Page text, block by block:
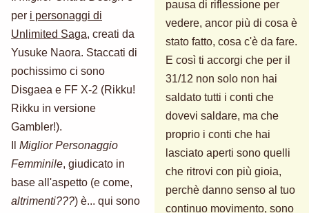
per i personaggi di
Unlimited Saga, creati da
Yusuke Naora. Staccati di
pochissimo ci sono
Disgaea e FF X-2 (Rikku!
Rikku in versione
Gambler!).
Miglior Personaggio
Femminile, giudicato in
base all'aspetto (e come,
altrimenti???) è... qui sono
pausa di riflessione per
vedere, ancor più di cosa è
stato fatto, cosa c'è da fare.
E così ti accorgi che per il
31/12 non solo non hai
saldato tutti i conti che
dovevi saldare, ma che
proprio i conti che hai
lasciato aperti sono quelli
che ritrovi con più gioia,
perchè danno senso al tuo
continuo movimento, sono